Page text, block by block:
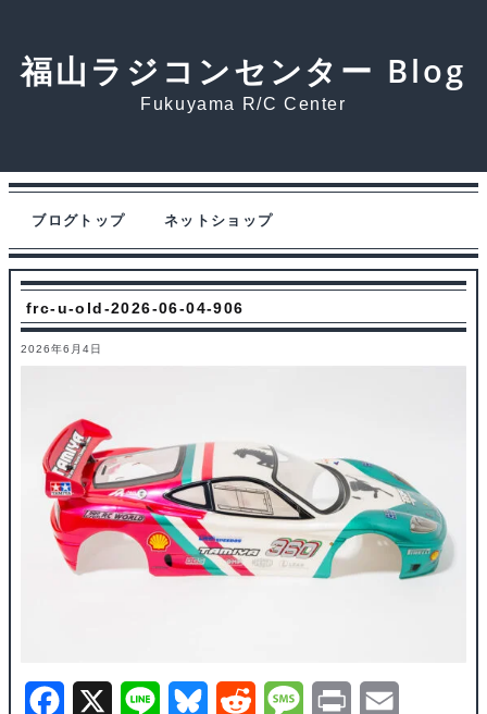
福山ラジコンセンター Blog
Fukuyama R/C Center
ブログトップ ネットショップ
frc-u-old-2026-06-04-906
2026年6月4日
X B R M